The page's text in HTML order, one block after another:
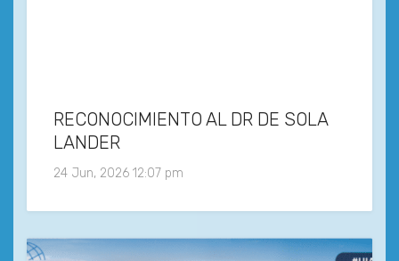
RECONOCIMIENTO AL DR DE SOLA
LANDER
24 Jun, 2026 12:07 pm